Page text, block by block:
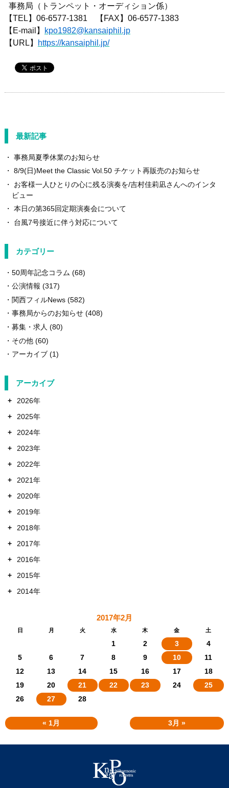
事務局（トランペット・オーディション係）
【TEL】06-6577-1381 【FAX】06-6577-1383
【E-mail】
kpo1982@kansaiphil.jp
【URL】
https://kansaiphil.jp/
最新記事
事務局夏季休業のお知らせ
8/9(日)Meet the Classic Vol.50 チケット再販売のお知らせ
お客様一人ひとりの心に残る演奏を/吉村佳莉凪さんへのインタ
ビュー
本日の第365回定期演奏会について
台風7号接近に伴う対応について
カテゴリー
50周年記念コラム (68)
公演情報 (317)
関西フィルNews(582)
事務局からのお知らせ(408)
募集・求人 (80)
その他(60)
アーカイブ(1)
アーカイブ
+
2026年
+
2025年
+
2024年
+
2023年
+
2022年
+
2021年
+
2020年
+
2019年
+
2018年
+
2017年
+
2016年
+
2015年
+
2014年
2017年2月
日 月 火 水 木 金 土
« 1月 3月 »
1 2 3
4
5
6 7 8 9 10
11
12
13 14 15 16 17
18
19
20 21 22 23 24
25
26
27 28